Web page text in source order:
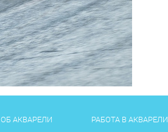
ОБ АКВАРЕЛИ РАБОТА В АКВАРЕЛИ